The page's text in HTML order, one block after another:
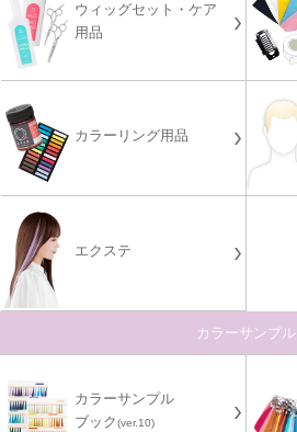
ウィッグセット・ケア
用品
カラーリング用品
エクステ
カラーサンプル
カラーサンプル
ブック(ver.10)